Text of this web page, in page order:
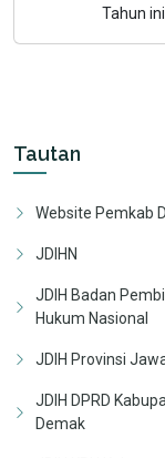
Tahun ini
Tautan
Website Pemkab
JDIHN
JDIH Badan
Hukum Nasional
JDIH Provinsi
JDIH DPRD
Demak